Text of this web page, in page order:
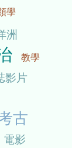
學
洲
教學
影片
古
電影